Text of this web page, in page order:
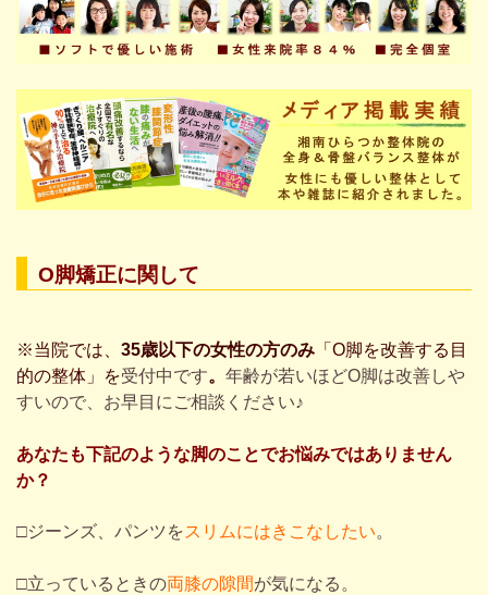
O脚矯正に関して
※当院では、 35歳以下の女性の方のみ 「O脚を改善する目
的の整体」を受付中です。 年齢が若いほどO脚は改善しや
すいので、お早目にご相談ください♪
あなたも下記のような脚のことでお悩みではありません
か？
□ジーンズ、パンツをスリムにはきこなしたい。
□立っているときの両膝の隙間が気になる。